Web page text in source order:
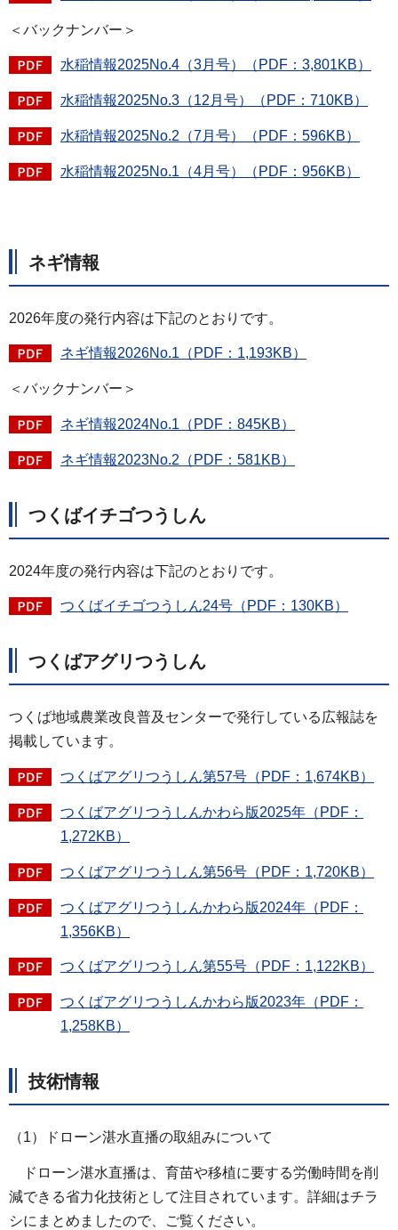
＜バックナンバー＞
水稲情報2025No.4（3月号）（PDF：3,801KB）
水稲情報2025No.3（12月号）（PDF：710KB）
水稲情報2025No.2（7月号）（PDF：596KB）
水稲情報2025No.1（4月号）（PDF：956KB）
ネギ情報
2026年度の発行内容は下記のとおりです。
ネギ情報2026No.1（PDF：1,193KB）
＜バックナンバー＞
ネギ情報2024No.1（PDF：845KB）
ネギ情報2023No.2（PDF：581KB）
つくばイチゴつうしん
2024年度の発行内容は下記のとおりです。
つくばイチゴつうしん24号（PDF：130KB）
つくばアグリつうしん
つくば地域農業改良普及センターで発行している広報誌を
掲載しています。
つくばアグリつうしん第57号（PDF：1,674KB）
つくばアグリつうしんかわら版2025年（PDF：
1,272KB）
つくばアグリつうしん第56号（PDF：1,720KB）
つくばアグリつうしんかわら版2024年（PDF：
1,356KB）
つくばアグリつうしん第55号（PDF：1,122KB）
つくばアグリつうしんかわら版2023年（PDF：
1,258KB）
技術情報
（1）ドローン湛水直播の取組みについて
ドローン湛水直播は、育苗や移植に要する労働時間を削
減できる省力化技術として注目されています。詳細はチラ
シにまとめましたので、ご覧ください。